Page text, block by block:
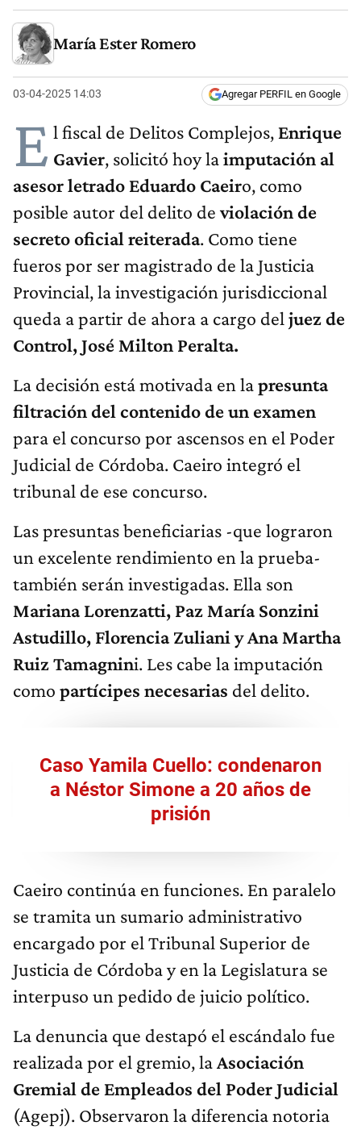
María Ester Romero
03-04-2025 14:03 Agregar PERFIL en Google
E l fiscal de Delitos Complejos, Enrique
Gavier, solicitó hoy laimputación al
asesor letrado Eduardo Caeiro, como
posible autor del delito deviolación de
secreto oficial reiterada. Como tiene
fueros por ser magistrado de la Justicia
Provincial, la investigación jurisdiccional
queda a partir de ahora a cargo del juez de
Control, José Milton Peralta.
La decisión está motivada en lapresunta
filtración del contenido de un examen
para el concurso por ascensos en el Poder
Judicial de Córdoba. Caeiro integró el
tribunal de ese concurso.
Las presuntas beneficiarias -que lograron
un excelente rendimiento en la prueba-
también serán investigadas. Ella son
Mariana Lorenzatti, Paz María Sonzini
Astudillo, Florencia Zuliani y Ana Martha
Ruiz Tamagnini. Les cabe la imputación
como partícipes necesarias del delito.
Caso Yamila Cuello: condenaron
a Néstor Simone a 20 años de
prisión
Caeiro continúa en funciones. En paralelo
se tramita un sumario administrativo
encargado por el Tribunal Superior de
Justicia de Córdoba y en la Legislatura se
interpuso un pedido de juicio político.
La denuncia que destapó el escándalo fue
realizada por el gremio, laAsociación
Gremial de Empleados del Poder Judicial
(Agepj). Observaron la diferencia notoria